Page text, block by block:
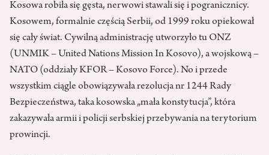
Kosowa robiła się gęsta, nerwowi stawali się i pogranicznicy.
Kosowem, formalnie częścią Serbii, od 1999 roku opiekował
się cały świat. Cywilną administrację utworzyło tu ONZ
(UNMIK – United Nations Mission In Kosovo), a wojskową –
NATO (oddziały KFOR – Kosovo Force). No i przede
wszystkim ciągle obowiązywała rezolucja nr 1244 Rady
Bezpieczeństwa, taka kosowska „mała konstytucja”, która
zakazywała armii i policji serbskiej przebywania na terytorium
prowincji.